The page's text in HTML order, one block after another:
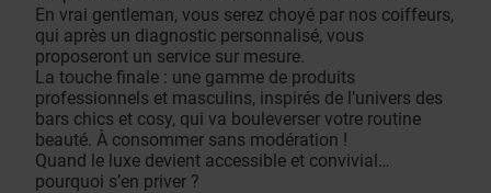
En vrai gentleman, vous serez choyé par nos coiffeurs,
qui après un diagnostic personnalisé, vous
proposeront un service sur mesure.
La touche finale : une gamme de produits
professionnels et masculins, inspirés de l’univers des
bars chics et cosy, qui va bouleverser votre routine
beauté. À consommer sans modération !
Quand le luxe devient accessible et convivial…
pourquoi s’en priver ?